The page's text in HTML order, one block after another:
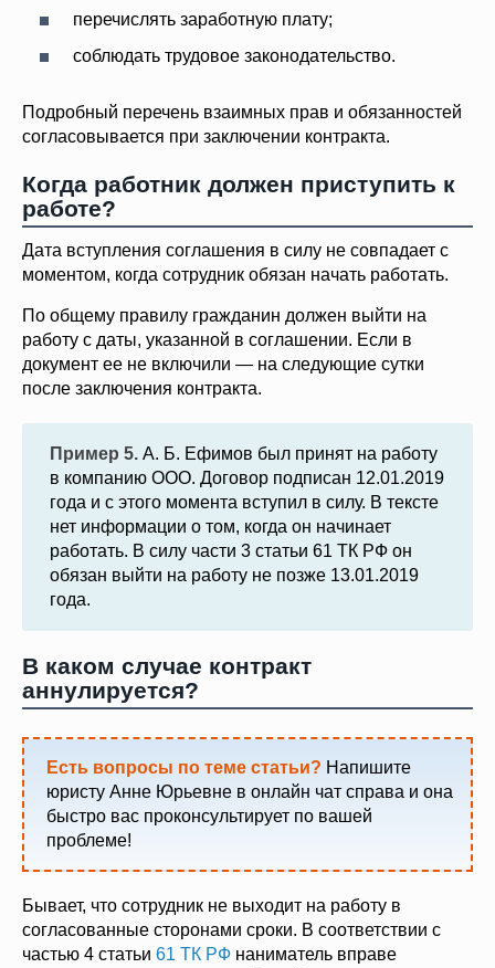
перечислять заработную плату;
соблюдать трудовое законодательство.
Подробный перечень взаимных прав и обязанностей
согласовывается при заключении контракта.
Когда работник должен приступить к
работе?
Дата вступления соглашения в силу не совпадает с
моментом, когда сотрудник обязан начать работать.
По общему правилу гражданин должен выйти на
работу с даты, указанной в соглашении. Если в
документ ее не включили — на следующие сутки
после заключения контракта.
Пример 5. А. Б. Ефимов был принят на работу
в компанию ООО. Договор подписан 12.01.2019
года и с этого момента вступил в силу. В тексте
нет информации о том, когда он начинает
работать. В силу части 3 статьи 61 ТК РФ он
обязан выйти на работу не позже 13.01.2019
года.
В каком случае контракт
аннулируется?
Есть вопросы по теме статьи? Напишите
юристу Анне Юрьевне в онлайн чат справа и она
быстро вас проконсультирует по вашей
проблеме!
Бывает, что сотрудник не выходит на работу в
согласованные сторонами сроки. В соответствии с
частью 4 статьи 61 ТК РФ наниматель вправе